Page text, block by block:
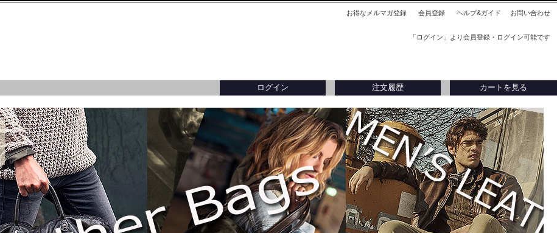
お得なメルマガ登録 会員登録 ヘルプ&ガイド お問い合わせ
「ログイン」より会員登録・ログイン可能です
ター／トップス バッグ・アクセサリー イタリア製 アウトレット
メンズアウター全てを見る
ター／トップス バッグ・アクセサリー イタリア製 アウトレット
レディースアウター全てを見る
ーバッグ 財布・小銭入れ・キーケース カードケース・名刺入れ
・ブレスレット メガネ・パスポート・ブックカバー イタリア製
バッグ・アクセサリー全てを見る
ログイン 注文履歴 カートを見る